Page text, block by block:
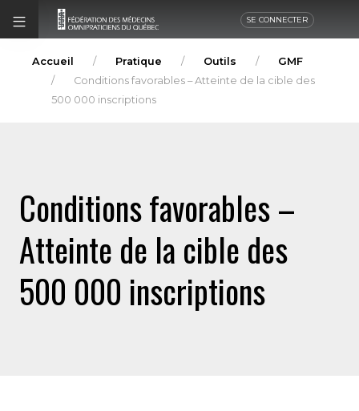
SE CONNECTER
Accueil Pratique Outils
GMF
Conditions favorables – Atteinte de la cible des
500 000 inscriptions
Conditions favorables –
Atteinte de la cible des
500 000 inscriptions